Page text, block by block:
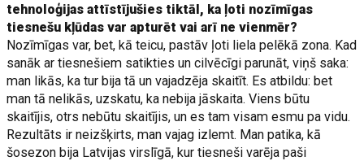
tehnoloģijas attīstījušies tiktāl, ka ļoti nozīmīgas
tiesnešu kļūdas var apturēt vai arī ne vienmēr?
Nozīmīgas var, bet, kā teicu, pastāv ļoti liela pelēkā zona. Kad
sanāk ar tiesnešiem satikties un cilvēcīgi parunāt, viņš saka:
man likās, ka tur bija tā un vajadzēja skaitīt. Es atbildu: bet
man tā nelikās, uzskatu, ka nebija jāskaita. Viens būtu
skaitījis, otrs nebūtu skaitījis, un es tam visam esmu pa vidu.
Rezultāts ir neizšķirts, man vajag izlemt. Man patika, kā
šosezon bija Latvijas virslīgā, kur tiesneši varēja paši